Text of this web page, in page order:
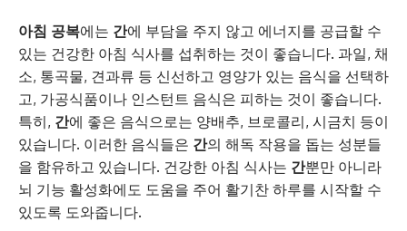
아침 공복에는 간에 부담을 주지 않고 에너지를 공급할 수
있는 건강한 아침 식사를 섭취하는 것이 좋습니다. 과일, 채
소, 통곡물, 견과류 등 신선하고 영양가 있는 음식을 선택하
고, 가공식품이나 인스턴트 음식은 피하는 것이 좋습니다.
특히, 간에 좋은 음식으로는 양배추, 브로콜리, 시금치 등이
있습니다. 이러한 음식들은 간의 해독 작용을 돕는 성분들
을 함유하고 있습니다. 건강한 아침 식사는 간뿐만 아니라
뇌 기능 활성화에도 도움을 주어 활기찬 하루를 시작할 수
있도록 도와줍니다.